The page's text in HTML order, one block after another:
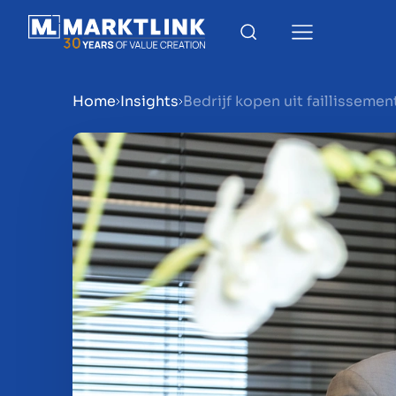
Menu
Bedrijf verkoopklaar
Bedrijf verkopen
Bedrijf kopen
Home Insights Bedrijf kopen uit